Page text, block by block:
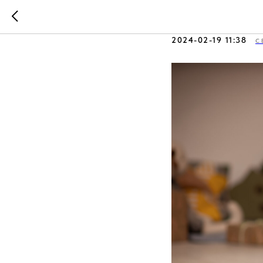
Что
2024-02-19 11:38